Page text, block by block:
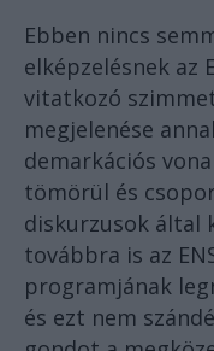
Ebben nincs
elképzelésnek az
vitatkozó
megjelenése
demarkációs
tömörül és
diskurzusok által
továbbra is az
programjának
és ezt nem